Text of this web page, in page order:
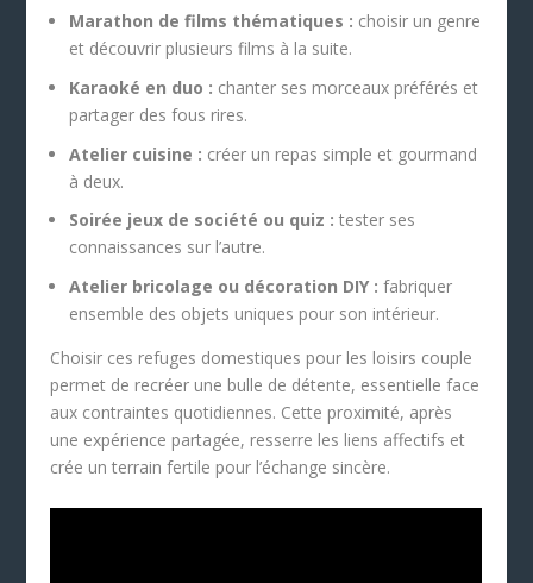
Marathon de films thématiques : choisir un genre
et découvrir plusieurs films à la suite.
Karaoké en duo : chanter ses morceaux préférés et
partager des fous rires.
Atelier cuisine : créer un repas simple et gourmand
à deux.
Soirée jeux de société ou quiz : tester ses
connaissances sur l’autre.
Atelier bricolage ou décoration DIY : fabriquer
ensemble des objets uniques pour son intérieur.
Choisir ces refuges domestiques pour les loisirs couple
permet de recréer une bulle de détente, essentielle face
aux contraintes quotidiennes. Cette proximité, après
une expérience partagée, resserre les liens affectifs et
crée un terrain fertile pour l’échange sincère.